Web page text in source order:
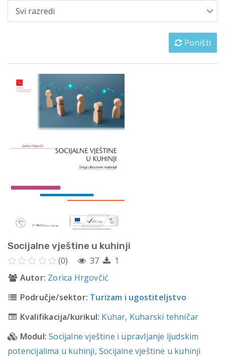
Poništi
Socijalne vještine u kuhinji
(0) 37
1
Autor: Zorica Hrgovčić
Područje/sektor: Turizam i ugostiteljstvo
Kvalifikacija/kurikul: Kuhar, Kuharski tehničar
Modul: Socijalne vještine i upravljanje ljudskim
potencijalima u kuhinji,Socijalne vještine u kuhinji